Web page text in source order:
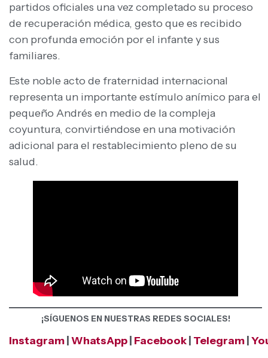
partidos oficiales una vez completado su proceso
de recuperación médica, gesto que es recibido
con profunda emoción por el infante y sus
familiares.
Este noble acto de fraternidad internacional
representa un importante estímulo anímico para el
pequeño Andrés en medio de la compleja
coyuntura, convirtiéndose en una motivación
adicional para el restablecimiento pleno de su
salud.
¡SÍGUENOS EN NUESTRAS REDES SOCIALES!
Instagram WhatsApp Facebook Telegram